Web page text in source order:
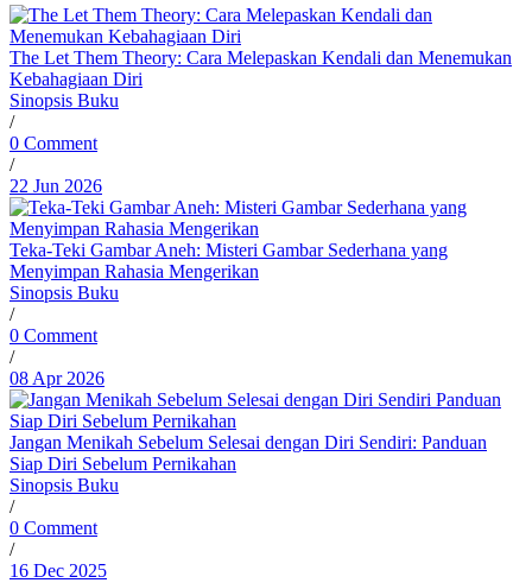
The Let Them Theory: Cara Melepaskan Kendali dan Menemukan
Kebahagiaan Diri
Sinopsis Buku
/
0 Comment
/
22 Jun 2026
Teka-Teki Gambar Aneh: Misteri Gambar Sederhana yang
Menyimpan Rahasia Mengerikan
Sinopsis Buku
/
0 Comment
/
08 Apr 2026
Jangan Menikah Sebelum Selesai dengan Diri Sendiri: Panduan
Siap Diri Sebelum Pernikahan
Sinopsis Buku
/
0 Comment
/
16 Dec 2025